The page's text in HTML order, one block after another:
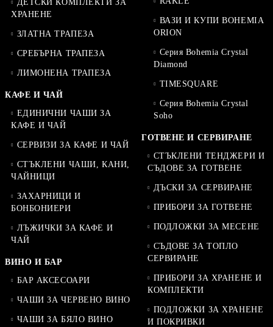
ДЕТСКИ КОМПЛЕКТИ ЗА
ХРАНЕНЕ
ЗЛАТНА ТРАПЕЗА
СРЕБЪРНА ТРАПЕЗА
ЛИМОНЕНА ТРАПЕЗА
КАФЕ И ЧАЙ
ЕДИНИЧНИ ЧАШИ ЗА
КАФЕ И ЧАЙ
СЕРВИЗИ ЗА КАФЕ И ЧАЙ
СТЪКЛЕНИ ЧАШИ, КАНИ,
ЧАЙНИЦИ
ЗАХАРНИЦИ И
БОНБОНИЕРИ
ЛЪЖИЧКИ ЗА КАФЕ И
ЧАЙ
ВИНО И БАР
БАР АКСЕСОАРИ
ЧАШИ ЗА ЧЕРВЕНО ВИНО
ЧАШИ ЗА БЯЛО ВИНО
ВАЗИ И КУПИ BOHEMIA
ORION
Серия Bohemia Crystal
Diamond
TIMESQUARE
Серия Bohemia Crystal
Soho
ГОТВЕНЕ И СЕРВИРАНЕ
СТЪКЛЕНИ ТЕНДЖЕРИ И
СЪДОВЕ ЗА ГОТВЕНЕ
ДЪСКИ ЗА СЕРВИРАНЕ
ПРИБОРИ ЗА ГОТВЕНЕ
ПОДЛОЖКИ ЗА МЕСЕНЕ
СЪДОВЕ ЗА ТОПЛО
СЕРВИРАНЕ
ПРИБОРИ ЗА ХРАНЕНЕ И
КОМПЛЕКТИ
ПОДЛОЖКИ ЗА ХРАНЕНЕ
И ПОКРИВКИ